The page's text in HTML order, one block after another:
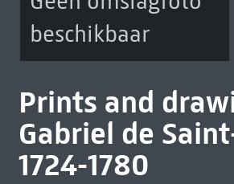
beschikbaar
Prints and
Gabriel de
1724-1780